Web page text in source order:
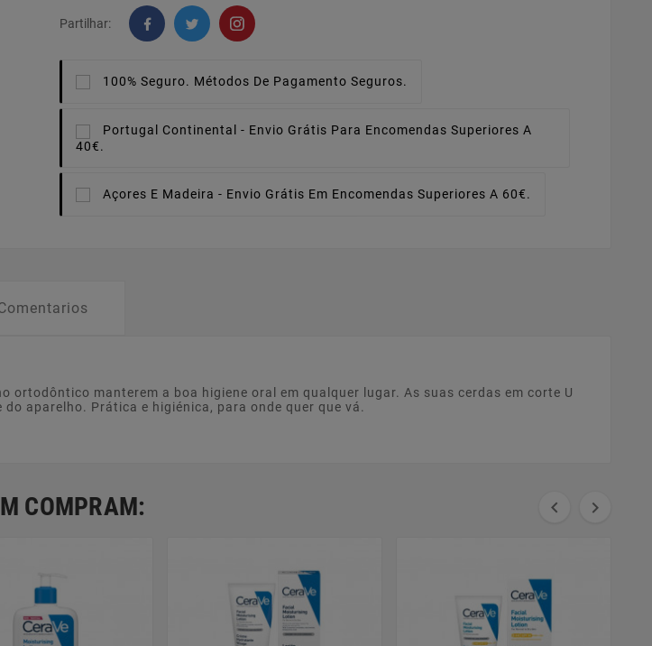
Partilhar:
100% Seguro. Métodos De Pagamento Seguros.
Portugal Continental - Envio Grátis Para Encomendas Superiores A
40€.
Açores E Madeira - Envio Grátis Em Encomendas Superiores A 60€.
ortodôntico manterem a boa higiene oral em qualquer lugar. As suas cerdas em corte U
aparelho. Prática e higiénica, para onde quer que vá.
COMPRAM:  